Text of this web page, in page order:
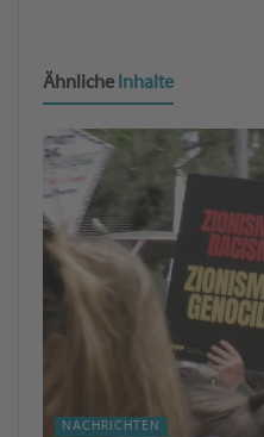
Ähnliche Inhalte
NACHRICHTEN